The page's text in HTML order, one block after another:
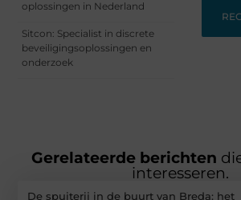
oplossingen in Nederland
Sitcon: Specialist in discrete
beveiligingsoplossingen en
onderzoek
Gerelateerde berichten
interesseren.
De spuiterij in de buurt van Breda: het